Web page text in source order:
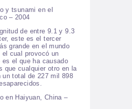
y tsunami en el
– 2004
de entre 9.1 y 9.3
este es el tercer
grande en el mundo
el cual provocó un
es el que ha causado
que cualquier otro en la
un total de 227 mil 898
en Haiyuan, China –